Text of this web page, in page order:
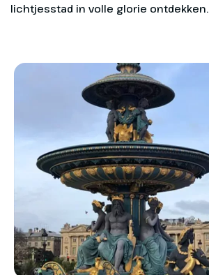
lichtjesstad in volle glorie ontdekken.